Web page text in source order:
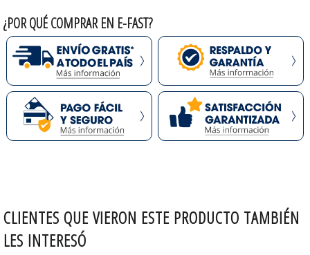
¿POR QUÉ COMPRAR EN E-FAST?
CLIENTES QUE VIERON ESTE PRODUCTO TAMBIÉN
LES INTERESÓ